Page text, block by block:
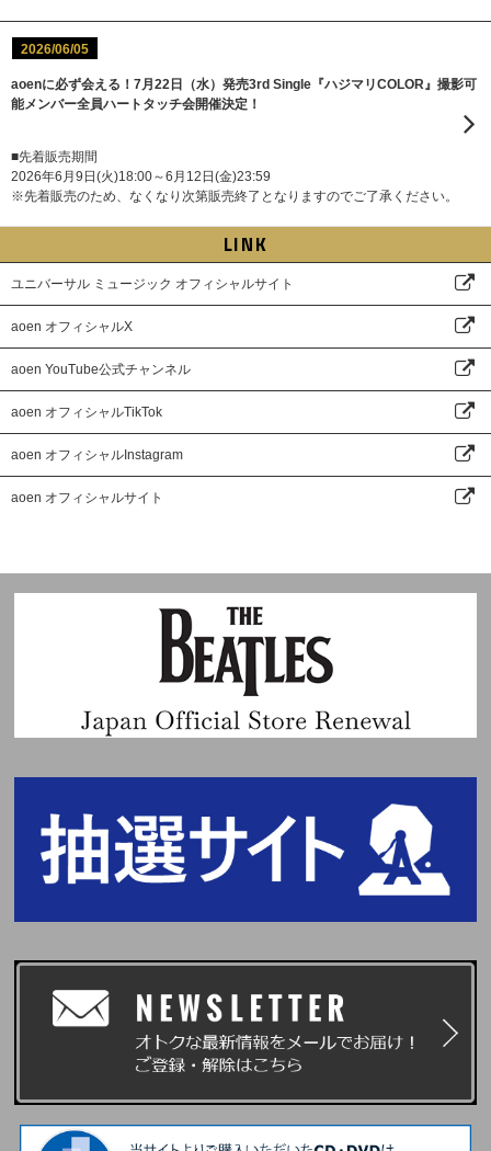
2026/06/05
aoenに必ず会える！7月22日（水）発売3rd Single『ハジマリCOLOR』撮影可
能メンバー全員ハートタッチ会開催決定！
■先着販売期間
2026年6月9日(火)18:00～6月12日(金)23:59
※先着販売のため、なくなり次第販売終了となりますのでご了承ください。
LINK
ユニバーサル ミュージック オフィシャルサイト
aoen オフィシャルX
aoen YouTube公式チャンネル
aoen オフィシャルTikTok
aoen オフィシャルInstagram
aoen オフィシャルサイト